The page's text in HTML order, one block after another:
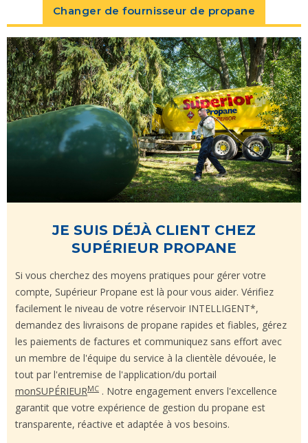
Changer de fournisseur de propane
JE SUIS DÉJÀ CLIENT CHEZ
SUPÉRIEUR PROPANE
Si vous cherchez des moyens pratiques pour gérer votre
compte, Supérieur Propane est là pour vous aider. Vérifiez
facilement le niveau de votre réservoir INTELLIGENT*,
demandez des livraisons de propane rapides et fiables, gérez
les paiements de factures et communiquez sans effort avec
un membre de l'équipe du service à la clientèle dévouée, le
tout par l'entremise de l'application/du portail
monSUPÉRIEURMC . Notre engagement envers l'excellence
garantit que votre expérience de gestion du propane est
transparente, réactive et adaptée à vos besoins.